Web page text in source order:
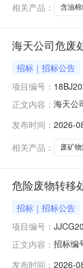
相关产品：
含油
海天公司危废
招标｜招标公告
项目编号：
正文内容： 海天公
配有较
力）。
发布时间： 2026-
相关产品：
废矿物
危险废物转移
招标｜招标公告
项目编号：
正文内容： 招标编
发布时间： 2026-